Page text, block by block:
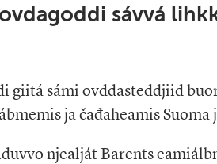
sávvá
giitá sámi ovddasteddjiid
ja čađaheamis
njealját Barents